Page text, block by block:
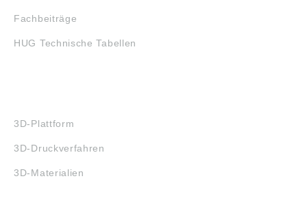
Fachbeiträge
HUG Technische Tabellen
3D-Plattform
3D-Druckverfahren
3D-Materialien